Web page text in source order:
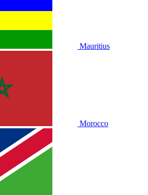
Mauritius
Morocco